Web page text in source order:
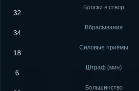
32
Броски в створ
34
Вбрасывания
18
Силовые приёмы
6
Штраф (мин)
Большинство